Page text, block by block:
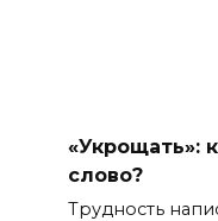
«Укрощать»:
слово?
Трудность